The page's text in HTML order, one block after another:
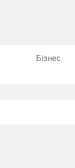
Бізнес